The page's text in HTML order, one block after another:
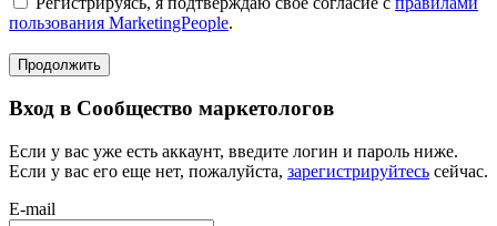
пользования MarketingPeople.
Продолжить
Вход в Сообщество маркетологов
Если у вас уже есть аккаунт, введите логин и пароль ниже.
Если у вас его еще нет, пожалуйста, зарегистрируйтесь сейчас.
E-mail